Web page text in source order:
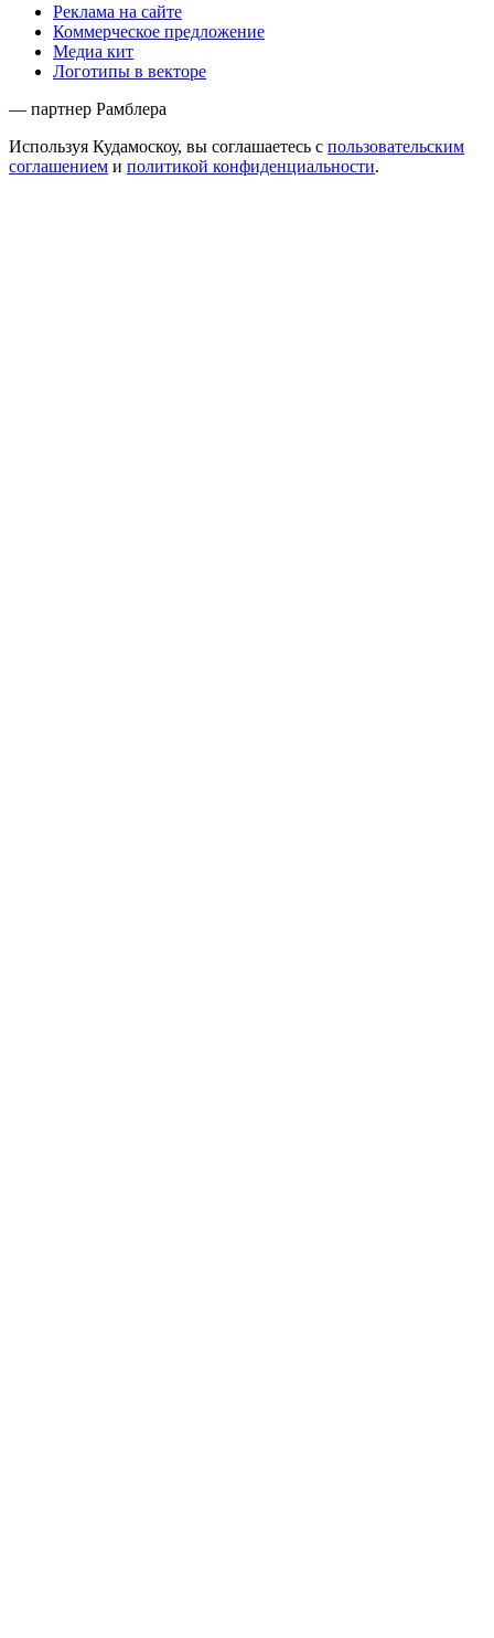
Реклама на сайте
Коммерческое предложение
Медиа кит
Логотипы в векторе
— партнер Рамблера
Используя Кудамоскоу, вы соглашаетесь с пользовательским
соглашением и политикой конфиденциальности.